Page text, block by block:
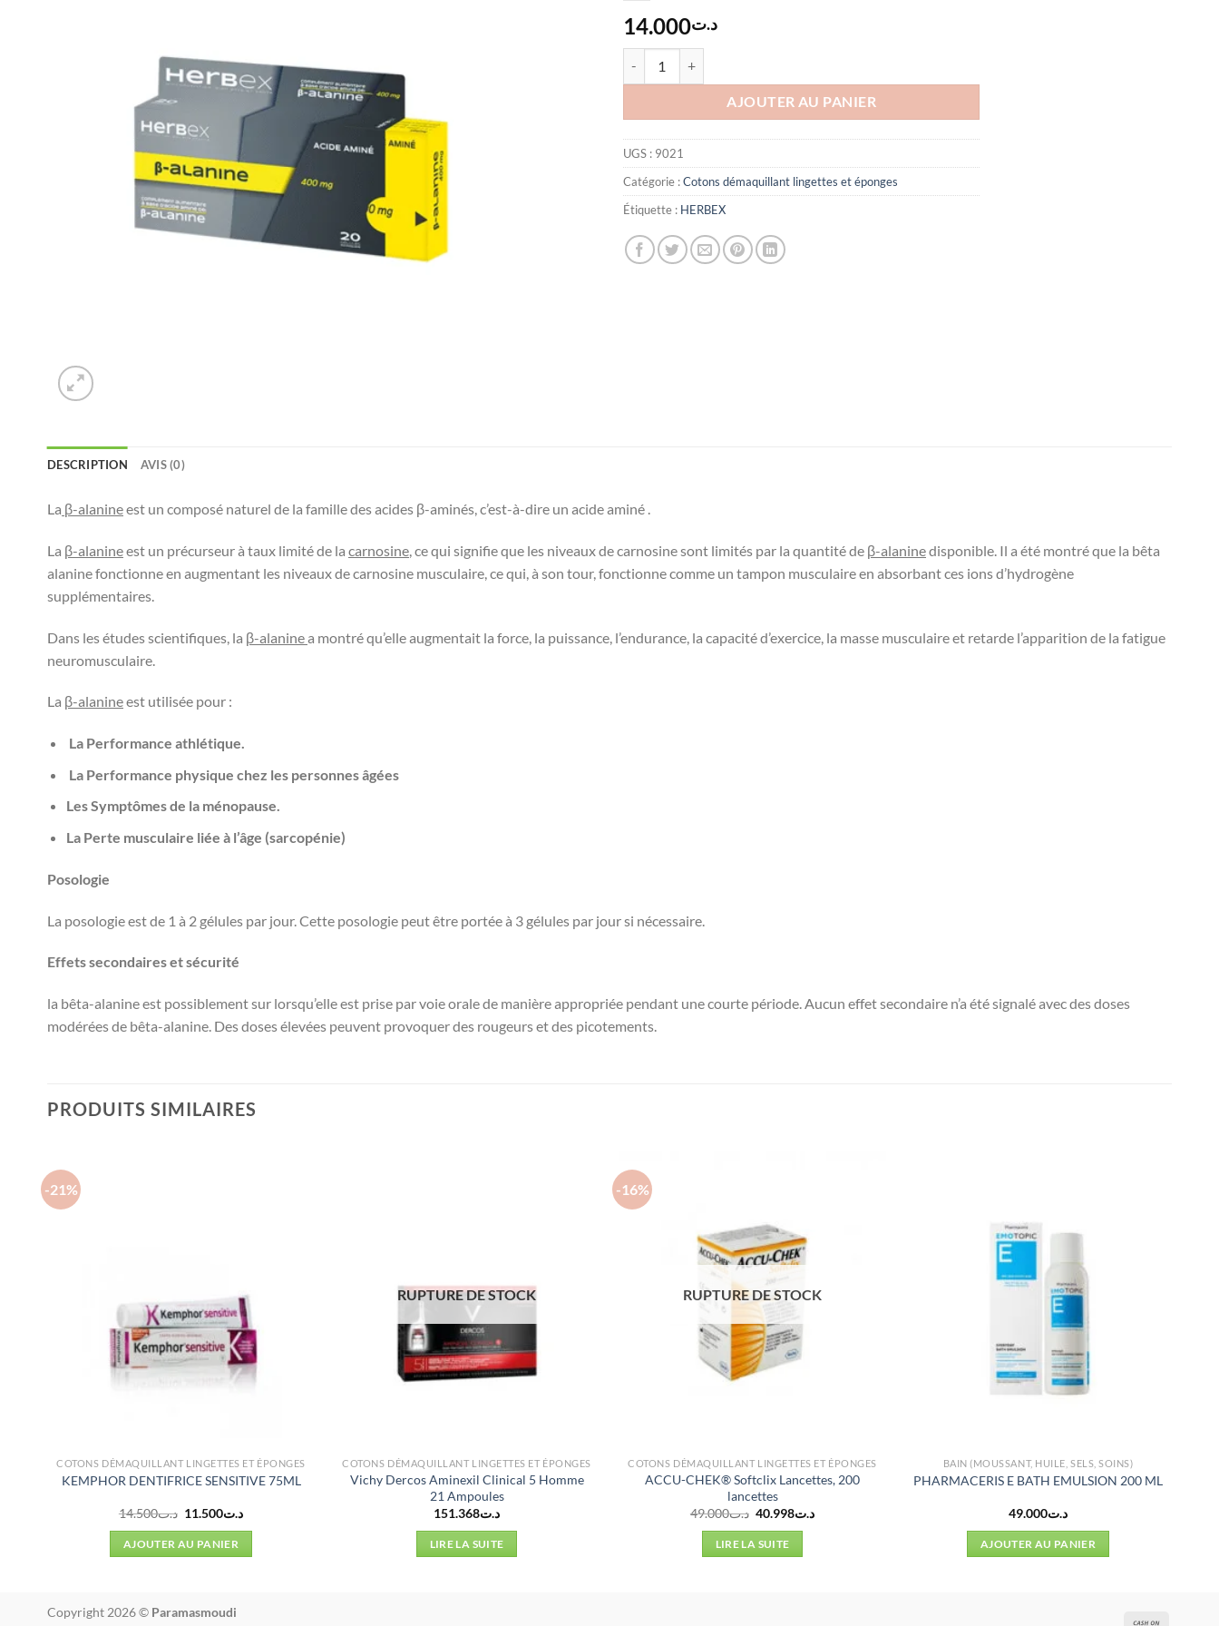
د.ت14.000
AJOUTER AU PANIER
UGS : 9021
Catégorie :Cotons démaquillant lingettes et éponges
Étiquette : HERBEX
DESCRIPTION AVIS (0)
La β-alanineest un composé naturel de la famille des acides β-aminés, c’est-à-dire un acide aminé .
La β-alanineest un précurseur à taux limité de la carnosine , ce qui signifie que les niveaux de carnosine sont limités par la quantité de β-alaninedisponible. Il a été montré que la bêta
alanine fonctionne en augmentant les niveaux de carnosine musculaire, ce qui, à son tour, fonctionne comme un tampon musculaire en absorbant ces ions d’hydrogène
supplémentaires.
Dans les études scientifiques, la β-alaninea montré qu’elle augmentait la force, la puissance, l’endurance, la capacité d’exercice, la masse musculaire et retarde l’apparition de la fatigue
neuromusculaire.
La β-alanineest utilisée pour :
La Performance athlétique.
La Performance physique chez les personnes âgées
Les Symptômes de la ménopause.
LaPerte musculaire liée à l’âge (sarcopénie)
Posologie
La posologie est de 1 à 2 gélules par jour. Cette posologie peut être portée à 3 gélules par jour si nécessaire.
Effets secondaires et sécurité
la bêta-alanine est possiblement sur lorsqu’elle est prise par voie orale de manière appropriée pendant une courte période. Aucun effet secondaire n’a été signalé avec des doses
modérées de bêta-alanine. Des doses élevées peuvent provoquer des rougeurs et des picotements.
PRODUITS SIMILAIRES
-21%
COTONS DÉMAQUILLANT LINGETTES ET ÉPONGES
KEMPHOR DENTIFRICE SENSITIVE 75ML
د.ت14.500
Le
initial
était :
د.ت11.500
Le
AJOUTER AU PANIER
RUPTURE DE STOCK
COTONS DÉMAQUILLANT LINGETTES ET ÉPONGES
Vichy Dercos Aminexil Clinical 5 Homme
21 Ampoules
د.ت151.368
LIRE LA SUITE
-16%
RUPTURE DE STOCK
COTONS DÉMAQUILLANT LINGETTES ET ÉPONGES
ACCU-CHEK® Softclix Lancettes, 200
lancettes
د.ت49.000
Le
initial
était :
د.ت40.998
Le
LIRE LA SUITE
BAIN (MOUSSANT, HUILE, SELS, SOINS)
PHARMACERIS E BATH EMULSION 200 ML
د.ت49.000
AJOUTER AU PANIER
Copyright 2026 © Paramasmoudi